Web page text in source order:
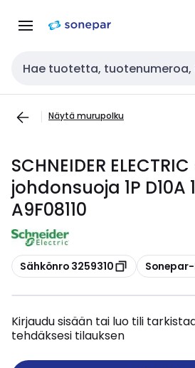
navigointiinsisältöön
Haku
Näytä murupolku
SCHNEIDER
johdonsuoja 1P D10A
A9F08110
Kopioi
Sähkönro 3259310 Kopioi
Kirjaudu sisään tai luo tili
tehdäksesi tilauksen